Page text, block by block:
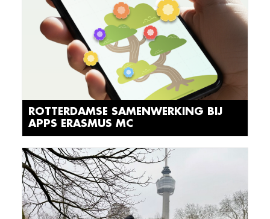
ROTTERDAMSE SAMENWERKING BIJ
APPS ERASMUS MC